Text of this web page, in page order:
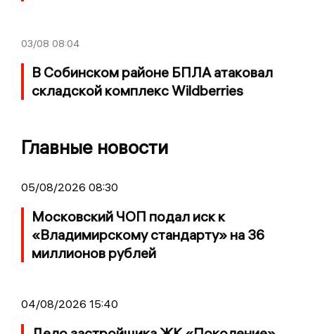
03/08 08:04
В Собинском районе БПЛА атаковал
складской комплекс Wildberries
Главные новости
05/08/2026 08:30
Московский ЧОП подал иск к
«Владимирскому стандарту» на 36
миллионов рублей
04/08/2026 15:40